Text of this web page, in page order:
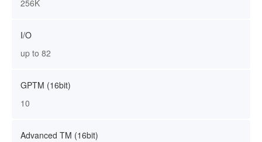
256K
I/O
up to 82
GPTM (16bit)
10
Advanced TM (16bit)